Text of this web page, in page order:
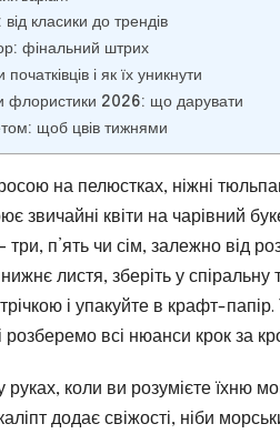
класики до трендів
фінальний штрих
початківців і як їх уникнути
флористики 2026: що дарувати
щоб цвів тижнями
на пелюстках, ніжні
звичайні квіти на чарівний
– три, п’ять чи сім, залежно від
листя, зберіть у спіральну
і упакуйте в крафт-
всі нюанси крок за
руках, коли ви розумієте їхню
додає свіжості, ніби